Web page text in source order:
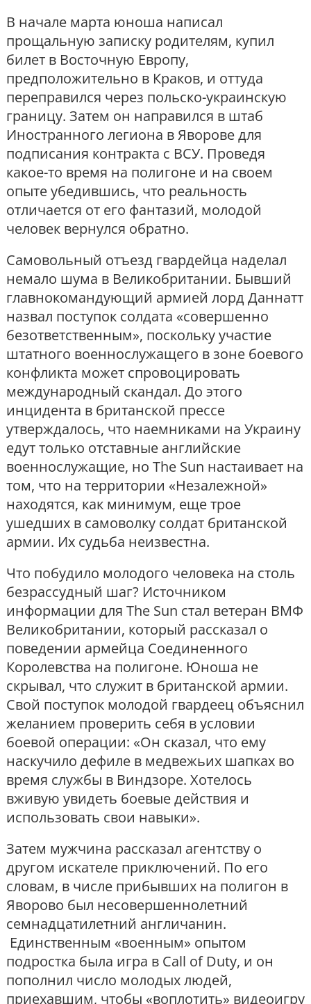
В начале марта юноша написал
прощальную записку родителям, купил
билет в Восточную Европу,
предположительно в Краков, и оттуда
переправился через польско-украинскую
границу. Затем он направился в штаб
Иностранного легиона в Яворове для
подписания контракта с ВСУ. Проведя
какое-то время на полигоне и на своем
опыте убедившись, что реальность
отличается от его фантазий, молодой
человек вернулся обратно.
Самовольный отъезд гвардейца наделал
немало шума в Великобритании. Бывший
главнокомандующий армией лорд Даннатт
назвал поступок солдата «совершенно
безответственным», поскольку участие
штатного военнослужащего в зоне боевого
конфликта может спровоцировать
международный скандал. До этого
инцидента в британской прессе
утверждалось, что наемниками на Украину
едут только отставные английские
военнослужащие, но The Sun настаивает на
том, что на территории «Незалежной»
находятся, как минимум, еще трое
ушедших в самоволку солдат британской
армии. Их судьба неизвестна.
Что побудило молодого человека на столь
безрассудный шаг? Источником
информации для The Sun стал ветеран ВМФ
Великобритании, который рассказал о
поведении армейца Соединенного
Королевства на полигоне. Юноша не
скрывал, что служит в британской армии.
Свой поступок молодой гвардеец объяснил
желанием проверить себя в условии
боевой операции: «Он сказал, что ему
наскучило дефиле в медвежьих шапках во
время службы в Виндзоре. Хотелось
вживую увидеть боевые действия и
использовать свои навыки».
Затем мужчина рассказал агентству о
другом искателе приключений. По его
словам, в числе прибывших на полигон в
Яворово был несовершеннолетний
семнадцатилетний англичанин.
Единственным «военным» опытом
подростка была игра в Call of Duty, и он
пополнил число молодых людей,
приехавшим, чтобы «воплотить» видеоигру